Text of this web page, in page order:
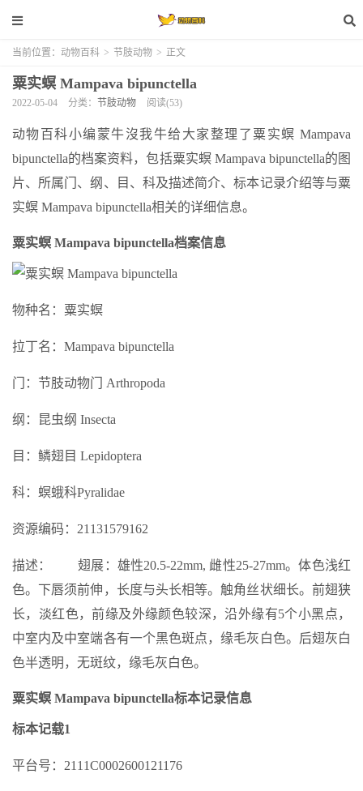
当前位置： 动物百科 > 节肢动物 > 正文
粟实螟 Mampava bipunctella
2022-05-04 分类： 节肢动物 阅读(53)
动物百科小编蒙牛沒我牛给大家整理了粟实螟 Mampava
bipunctella的档案资料，包括粟实螟 Mampava bipunctella的图
片、所属门、纲、目、科及描述简介、标本记录介绍等与粟
实螟 Mampava bipunctella相关的详细信息。
粟实螟 Mampava bipunctella档案信息
物种名：粟实螟
拉丁名：Mampava bipunctella
门：节肢动物门 Arthropoda
纲：昆虫纲 Insecta
目：鳞翅目 Lepidoptera
科：螟蛾科Pyralidae
资源编码：21131579162
描述： 翅展：雄性20.5-22mm, 雌性25-27mm。体色浅红
色。下唇须前伸，长度与头长相等。触角丝状细长。前翅狭
长，淡红色，前缘及外缘颜色较深，沿外缘有5个小黑点，
中室内及中室端各有一个黑色斑点，缘毛灰白色。后翅灰白
色半透明，无斑纹，缘毛灰白色。
粟实螟 Mampava bipunctella标本记录信息
标本记载1
平台号：2111C0002600121176